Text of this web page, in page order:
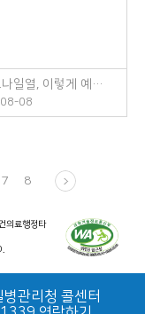
웨스트나일열, 이렇게 예방하세요!
08
7 8
의료행정타
병관리청 콜센터